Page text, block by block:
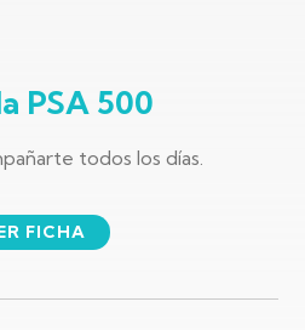
PSA 500
todos los días.
FICHA